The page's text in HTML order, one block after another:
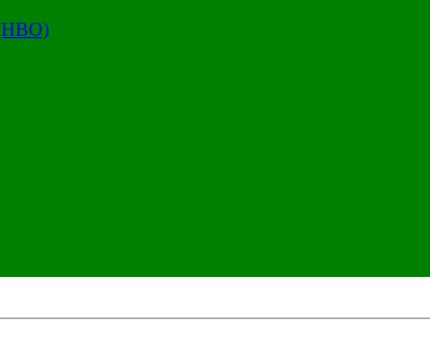
(НВО)